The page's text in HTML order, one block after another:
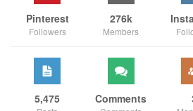
Pinterest
Followers
276k
Members
5,475 Comments